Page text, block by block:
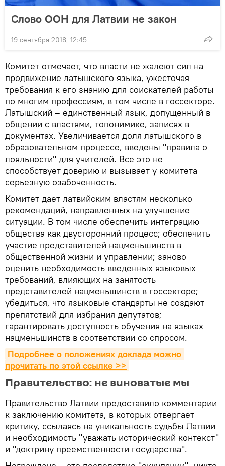
Слово ООН для Латвии не закон
19 сентября 2018, 12:45
Комитет отмечает, что власти не жалеют сил на
продвижение латышского языка, ужесточая
требования к его знанию для соискателей работы
по многим профессиям, в том числе в госсекторе.
Латышский – единственный язык, допущенный в
общении с властями, топонимике, записях в
документах. Увеличивается доля латышского в
образовательном процессе, введены "правила о
лояльности" для учителей. Все это не
способствует доверию и вызывает у комитета
серьезную озабоченность.
Комитет дает латвийским властям несколько
рекомендаций, направленных на улучшение
ситуации. В том числе обеспечить интеграцию
общества как двусторонний процесс; обеспечить
участие представителей нацменьшинств в
общественной жизни и управлении; заново
оценить необходимость введенных языковых
требований, влияющих на занятость
представителей нацменьшинств в госсекторе;
убедиться, что языковые стандарты не создают
препятствий для избрания депутатов;
гарантировать доступность обучения на языках
нацменьшинств в соответствии со спросом.
Подробнее о положениях доклада можно
прочитать по этой ссылке >>
Правительство: не виноватые мы
Правительство Латвии предоставило комментарии
к заключению комитета, в которых отвергает
критику, ссылаясь на уникальность судьбы Латвии
и необходимость "уважать исторический контекст"
и "доктрину преемственности государства".